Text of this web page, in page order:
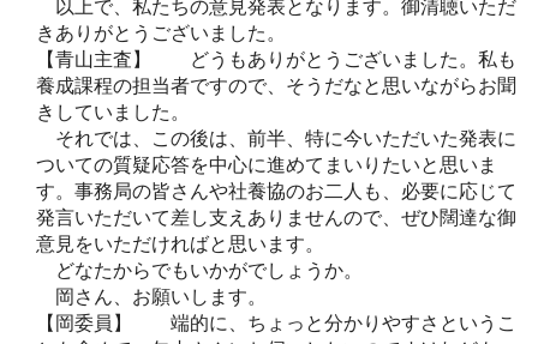
以上で、私たちの意見発表となります。御清聴いただ
きありがとうございました。
【青山主査】 どうもありがとうございました。私も
養成課程の担当者ですので、そうだなと思いながらお聞
きしていました。
それでは、この後は、前半、特に今いただいた発表に
ついての質疑応答を中心に進めてまいりたいと思いま
す。事務局の皆さんや社養協のお二人も、必要に応じて
発言いただいて差し支えありませんので、ぜひ闊達な御
意見をいただければと思います。
どなたからでもいかがでしょうか。
岡さん、お願いします。
【岡委員】 端的に、ちょっと分かりやすさというこ